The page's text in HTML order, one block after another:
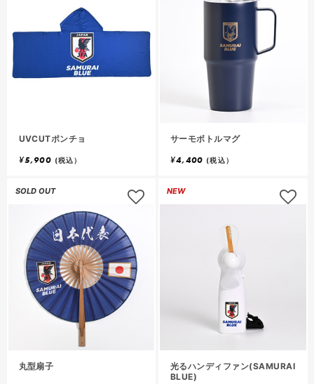
UVCUTポンチョ
¥5,900 (税込）
サーモボトルマグ
¥4,400 (税込）
SOLD OUT
丸型扇子
NEW
光るハンディファン(SAMURAI
BLUE)